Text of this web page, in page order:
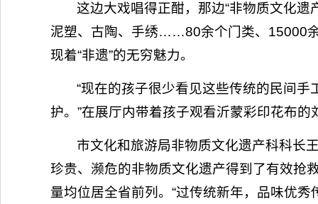
这边大戏唱得正酣，那边“非物质文化遗
泥塑、古陶、手绣……80余个门类、15000
现着“非遗”的无穷魅力。
“现在的孩子很少看见这些传统的民间
护。”在展厅内带着孩子观看沂蒙彩印花布的
市文化和旅游局非物质文化遗产科科长
珍贵、濒危的非物质文化遗产得到了有效抢
量均位居全省前列。“过传统新年，品味优